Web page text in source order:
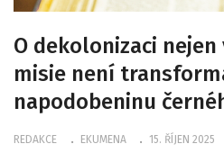
O dekolonizaci
misie není
napodobeninu
REDAKCE EKUMENA 15. ŘÍJEN 2025